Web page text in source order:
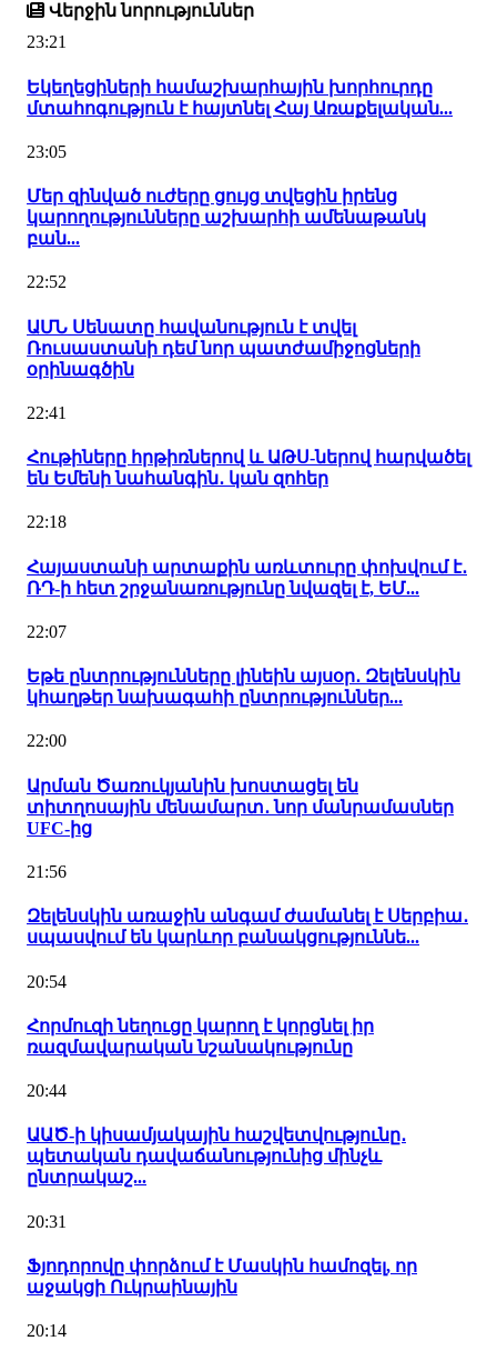
Վերջին նորություններ
23:21
Եկեղեցիների համաշխարհային խորհուրդը
մտահոգություն է հայտնել Հայ Առաքելական...
23:05
Մեր զինված ուժերը ցույց տվեցին իրենց
կարողությունները աշխարհի ամենաթանկ
բան...
22:52
ԱՄՆ Սենատը հավանություն է տվել
Ռուսաստանի դեմ նոր պատժամիջոցների
օրինագծին
22:41
Հութիները հրթիռներով և ԱԹՍ-ներով հարվածել
են Եմենի նահանգին․ կան զոհեր
22:18
Հայաստանի արտաքին առևտուրը փոխվում է․
ՌԴ-ի հետ շրջանառությունը նվազել է, ԵՄ...
22:07
Եթե ընտրությունները լինեին այսօր․ Զելենսկին
կհաղթեր նախագահի ընտրություններ...
22:00
Արման Ծառուկյանին խոստացել են
տիտղոսային մենամարտ․ նոր մանրամասներ
UFC-ից
21:56
Զելենսկին առաջին անգամ ժամանել է Սերբիա․
սպասվում են կարևոր բանակցություննե...
20:54
Հորմուզի նեղուցը կարող է կորցնել իր
ռազմավարական նշանակությունը
20:44
ԱԱԾ-ի կիսամյակային հաշվետվությունը․
պետական դավաճանությունից մինչև
ընտրակաշ...
20:31
Ֆյոդորովը փորձում է Մասկին համոզել, որ
աջակցի Ուկրաինային
20:14